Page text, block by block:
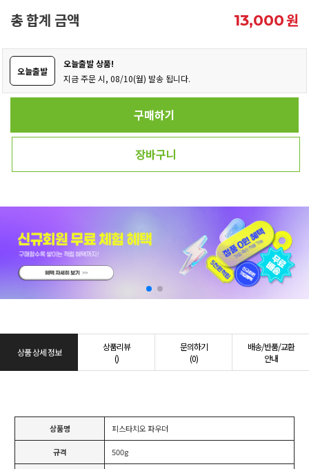
총 합계 금액 13,000원
오늘출발
오늘출발 상품!
지금 주문 시, 08/10(월) 발송 됩니다.
구매하기
장바구니
상품 상세 정보
상품리뷰
()
문의하기
(0)
배송/반품/교환
안내
상품명 피스타치오 파우더
규격 500g